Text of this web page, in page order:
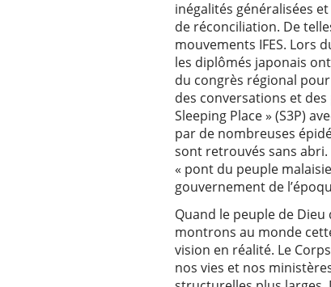
inégalités généralisées
de réconciliation. De
mouvements IFES. Lors
les diplômés japonais
du congrès régional
des conversations et
Sleeping Place » (S3P)
par de nombreuses
sont retrouvés sans abri.
« pont du peuple
gouvernement de
Quand le peuple de
montrons au monde
vision en réalité. Le
nos vies et nos